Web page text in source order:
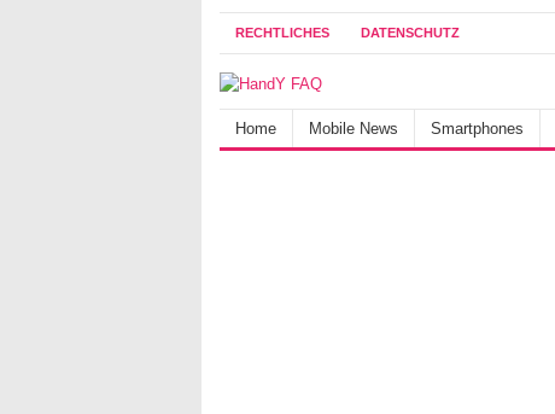
RECHTLICHES DATENSCHUTZ
Home Mobile News Smartphones